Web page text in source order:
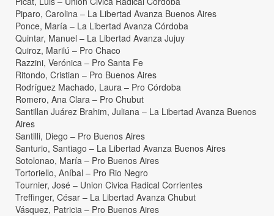
Piparo, Carolina – La Libertad Avanza Buenos Aires
Ponce, María – La Libertad Avanza Córdoba
Quintar, Manuel – La Libertad Avanza Jujuy
Quiroz, Marilú – Pro Chaco
Razzini, Verónica – Pro Santa Fe
Ritondo, Cristian – Pro Buenos Aires
Rodríguez Machado, Laura – Pro Córdoba
Romero, Ana Clara – Pro Chubut
Santillan Juárez Brahim, Juliana – La Libertad Avanza Buenos
Aires
Santilli, Diego – Pro Buenos Aires
Santurio, Santiago – La Libertad Avanza Buenos Aires
Sotolonao, María – Pro Buenos Aires
Tortoriello, Aníbal – Pro Rio Negro
Tournier, José – Union Civica Radical Corrientes
Treffinger, César – La Libertad Avanza Chubut
Vásquez, Patricia – Pro Buenos Aires